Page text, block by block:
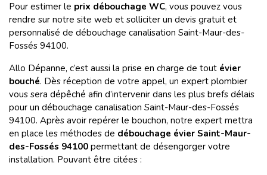
Pour estimer le prix débouchage WC, vous pouvez vous
rendre sur notre site web et solliciter un devis gratuit et
personnalisé de débouchage canalisation Saint-Maur-des-
Fossés 94100.
Allo Dépanne, c’est aussi la prise en charge de tout évier
bouché. Dès réception de votre appel, un expert plombier
vous sera dépêché afin d’intervenir dans les plus brefs délais
pour un débouchage canalisation Saint-Maur-des-Fossés
94100. Après avoir repérer le bouchon, notre expert mettra
en place les méthodes de débouchage évier Saint-Maur-
des-Fossés 94100 permettant de désengorger votre
installation. Pouvant être citées :